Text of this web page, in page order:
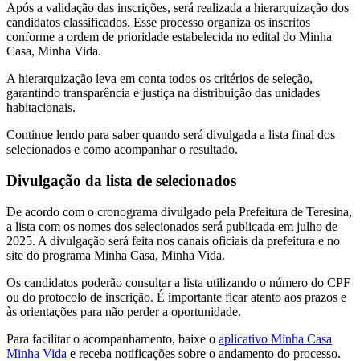
Após a validação das inscrições, será realizada a hierarquização dos
candidatos classificados. Esse processo organiza os inscritos
conforme a ordem de prioridade estabelecida no edital do Minha
Casa, Minha Vida.
A hierarquização leva em conta todos os critérios de seleção,
garantindo transparência e justiça na distribuição das unidades
habitacionais.
Continue lendo para saber quando será divulgada a lista final dos
selecionados e como acompanhar o resultado.
Divulgação da lista de selecionados
De acordo com o cronograma divulgado pela Prefeitura de Teresina,
a lista com os nomes dos selecionados será publicada em julho de
2025. A divulgação será feita nos canais oficiais da prefeitura e no
site do programa Minha Casa, Minha Vida.
Os candidatos poderão consultar a lista utilizando o número do CPF
ou do protocolo de inscrição. É importante ficar atento aos prazos e
às orientações para não perder a oportunidade.
Para facilitar o acompanhamento, baixe o aplicativo Minha Casa
Minha Vida e receba notificações sobre o andamento do processo.